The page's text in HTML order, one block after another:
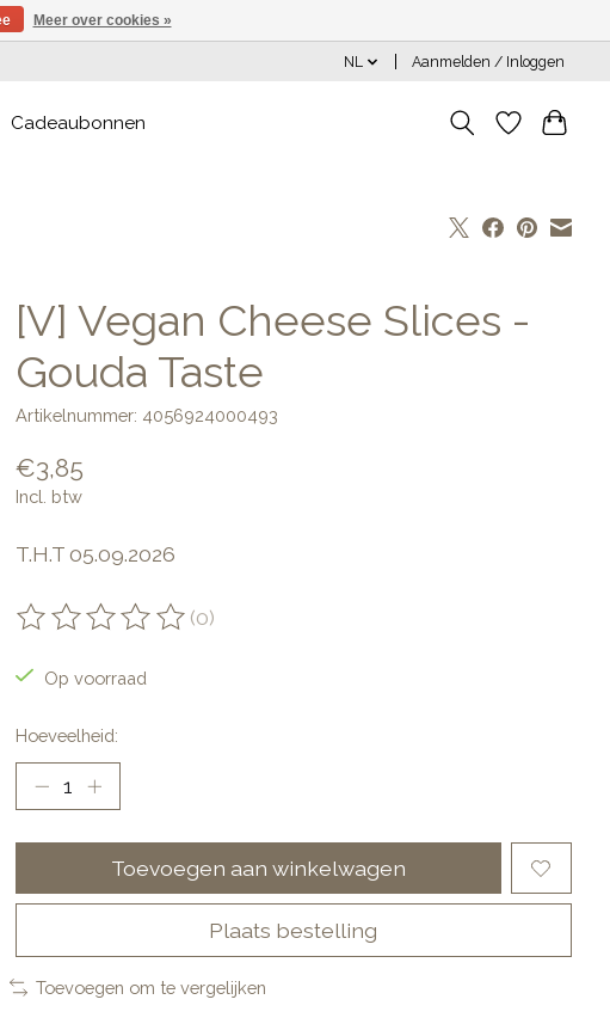
NL Aanmelden / Inloggen
Cadeaubonnen
[V] Vegan Cheese Slices -
Gouda Taste
Artikelnummer: 4056924000493
€3,85
Incl. btw
T.H.T 05.09.2026
De beoordeling van dit product is
(0)
Op voorraad
Hoeveelheid:
Toevoegen aan winkelwagen
Plaats bestelling
Toevoegen om te vergelijken
Meer over cookies »